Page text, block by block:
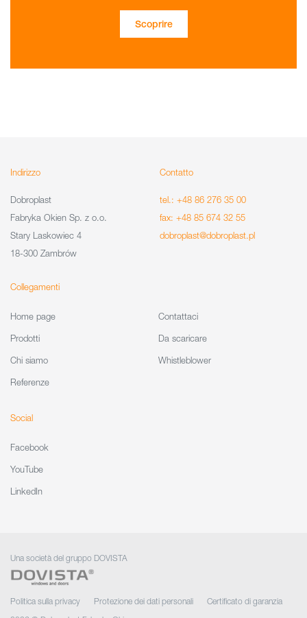
Scoprire
Indirizzo
Dobroplast
Fabryka Okien Sp. z o.o.
Stary Laskowiec 4
18-300 Zambrów
Contatto
tel.: +48 86 276 35 00
fax: +48 85 674 32 55
dobroplast@dobroplast.pl
Collegamenti
Home page
Prodotti
Chi siamo
Referenze
Contattaci
Da scaricare
Whistleblower
Social
Facebook
YouTube
LinkedIn
Una società del gruppo DOVISTA
Politica sulla privacy Protezione dei dati personali
Certificato di garanzia